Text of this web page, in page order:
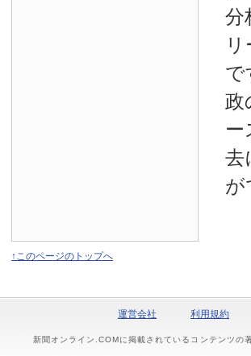
分
で
政
ー
去
が
↑このページのトップへ
運営会社 利用規約
新聞オンライン.COMに掲載されているコンテンツの